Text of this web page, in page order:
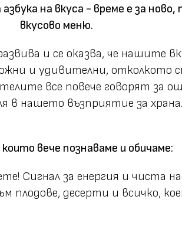
на вкуса - време е за ново,
вкусово меню.
и се оказва, че нашите
и удивителни, отколкото
все повече говорят за
в нашето възприятие за
вече познаваме и обичаме:
Сигнал за енергия и чиста
плодове, десерти и всичко,